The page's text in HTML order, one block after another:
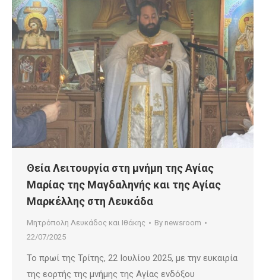
Θεία Λειτουργία στη μνήμη της Αγίας
Μαρίας της Μαγδαληνής και της Αγίας
Μαρκέλλης στη Λευκάδα
Μητρόπολη Λευκάδος και Ιθάκης By newsroom
22/07/2025
Το πρωί της Τρίτης, 22 Ιουλίου 2025, με την ευκαιρία
της εορτής της μνήμης της Αγίας ενδόξου